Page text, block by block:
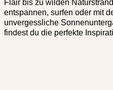
Flair bis zu wilden
entspannen, surfen oder mit
unvergessliche
findest du die perfekte